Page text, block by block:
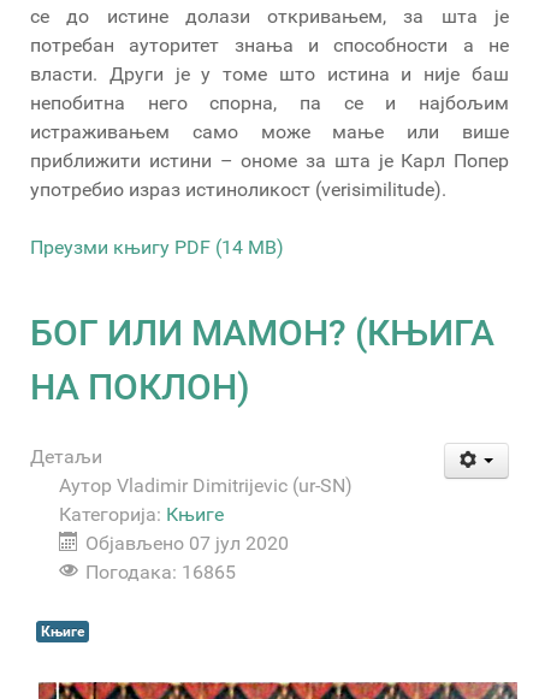
се до истине долази откривањем, за шта је
потребан ауторитет знања и способности а не
власти. Други је у томе што истина и није баш
непобитна него спорна, па се и најбољим
истраживањем само може мање или више
приближити истини – ономе за шта је Карл Попер
употребио израз истиноликост (verisimilitude).
Преузми књигу PDF (14 MB)
БОГ ИЛИ МАМОН? (КЊИГА
НА ПОКЛОН)
Детаљи
Аутор Vladimir Dimitrijevic (ur-SN)
Категорија: Књиге
Објављено 07 јул 2020
Погодака: 16865
Књиге